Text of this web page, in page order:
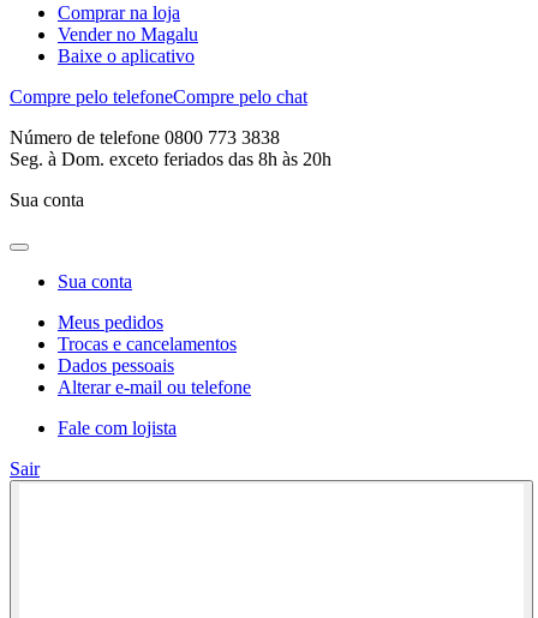
Comprar na loja
Vender no Magalu
Baixe o aplicativo
Compre pelo telefoneCompre pelo chat
Número de telefone 0800 773 3838
Seg. à Dom. exceto feriados das 8h às 20h
Sua conta
Sua conta
Meus pedidos
Trocas e cancelamentos
Dados pessoais
Alterar e-mail ou telefone
Fale com lojista
Sair